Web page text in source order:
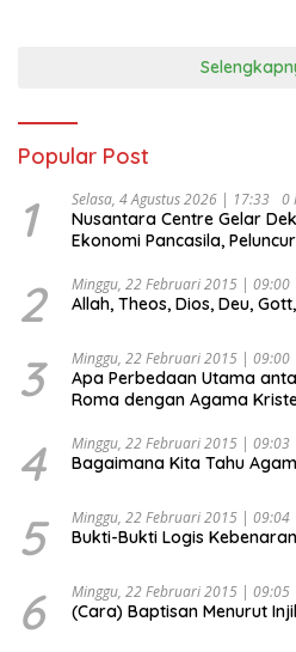
Popular Post
1 Selasa, 4 Agustus 2026 | 17:33 0
Nusantara Centre Gelar
Ekonomi Pancasila,
Ekonomi Politik Indonesia)
“Urgensi Undang-Undang
Indonesia Emas 2045”,
2 Minggu, 22 Februari 2015 | 09:00
Allah, Theos, Dios, Deu,
3 Minggu, 22 Februari 2015 | 09:00
Apa Perbedaan Utama
Roma dengan Agama
4 Minggu, 22 Februari 2015 | 09:03
Bagaimana Kita Tahu
5 Minggu, 22 Februari 2015 | 09:04
Bukti-Bukti Logis
6 Minggu, 22 Februari 2015 | 09:05
(Cara) Baptisan Menurut Injil